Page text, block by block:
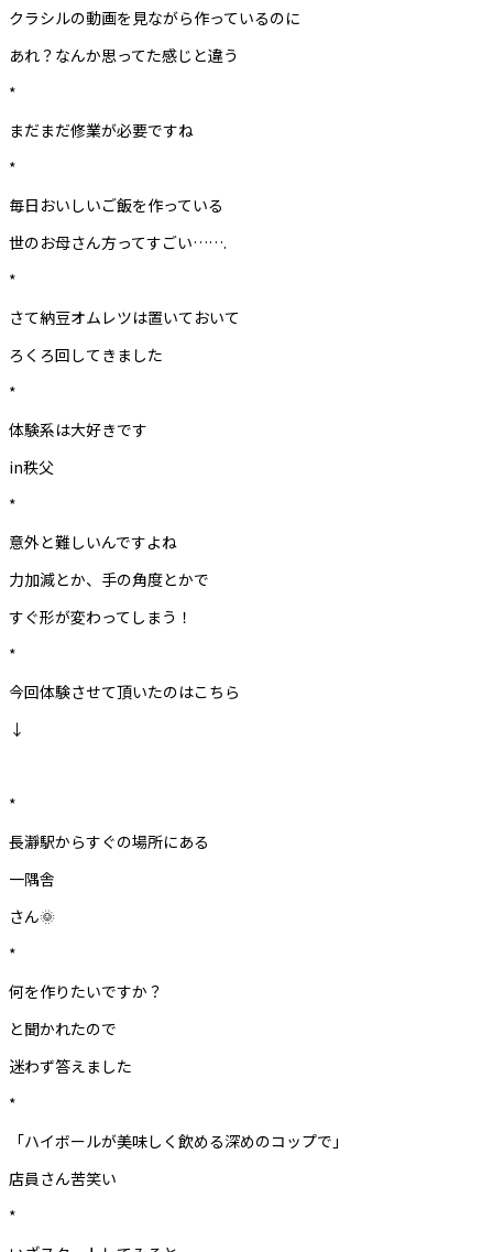
クラシルの動画を見ながら作っているのに
あれ？なんか思ってた感じと違う
*
まだまだ修業が必要ですね
*
毎日おいしいご飯を作っている
世のお母さん方ってすごい…….
*
さて納豆オムレツは置いておいて
ろくろ回してきました
*
体験系は大好きです
in秩父
*
意外と難しいんですよね
力加減とか、手の角度とかで
すぐ形が変わってしまう！
*
今回体験させて頂いたのはこちら
↓
*
長瀞駅からすぐの場所にある
一隅舎
さん🌞
*
何を作りたいですか？
と聞かれたので
迷わず答えました
*
「ハイボールが美味しく飲める深めのコップで」
店員さん苦笑い
*